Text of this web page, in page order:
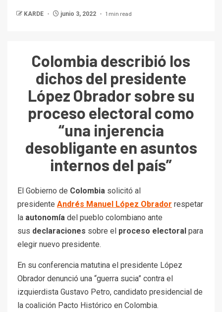
KARDE junio 3, 2022 1 min read
Colombia describió los
dichos del presidente
López Obrador sobre su
proceso electoral como
“una injerencia
desobligante en asuntos
internos del país”
El Gobierno de Colombia solicitó al
presidente Andrés Manuel López Obrador respetar
la autonomía del pueblo colombiano ante
sus declaraciones sobre el proceso electoral para
elegir nuevo presidente.
En su conferencia matutina el presidente López
Obrador denunció una “guerra sucia” contra el
izquierdista Gustavo Petro, candidato presidencial de
la coalición Pacto Histórico en Colombia.